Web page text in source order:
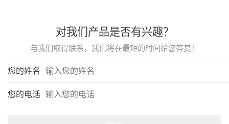
对我们产品是否有兴趣？
与我们取得联系，我们将在最短的时间给您答复！
您的姓名
您的电话